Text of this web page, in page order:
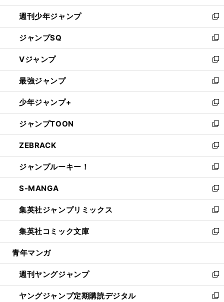
開
く
週刊少年ジャンプ
新
し
い
ウ
ィ
ン
ド
ウ
で
開
く
ジャンプSQ
新
し
い
ウ
ィ
ン
ド
ウ
で
開
く
Vジャンプ
新
し
い
ウ
ィ
ン
ド
ウ
で
開
く
最強ジャンプ
新
し
い
ウ
ィ
ン
ド
ウ
で
開
く
少年ジャンプ+
新
し
い
ウ
ィ
ン
ド
ウ
で
開
く
ジャンプTOON
新
し
い
ウ
ィ
ン
ド
ウ
で
開
く
ZEBRACK
新
し
い
ウ
ィ
ン
ド
ウ
で
開
ジャンプルーキー！
新
し
い
ウ
ィ
ン
ド
ウ
開
く
S-MANGA
新
し
い
ウ
ィ
ン
ウ
で
開
く
集英社ジャンプリミックス
新
し
い
ウ
ン
ド
ウ
で
集英社コミック文庫
新
し
ウ
ィ
ン
ド
青年マンガ
週刊ヤングジャンプ
新
し
い
ヤングジャンプ定期購読デジタル
新